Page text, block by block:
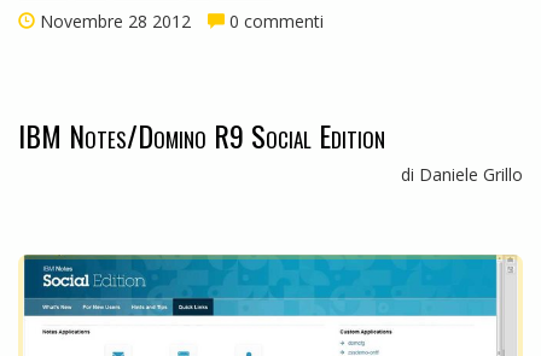
Novembre 28 2012 0 commenti
IBM Notes/Domino R9 Social Edition
di Daniele Grillo